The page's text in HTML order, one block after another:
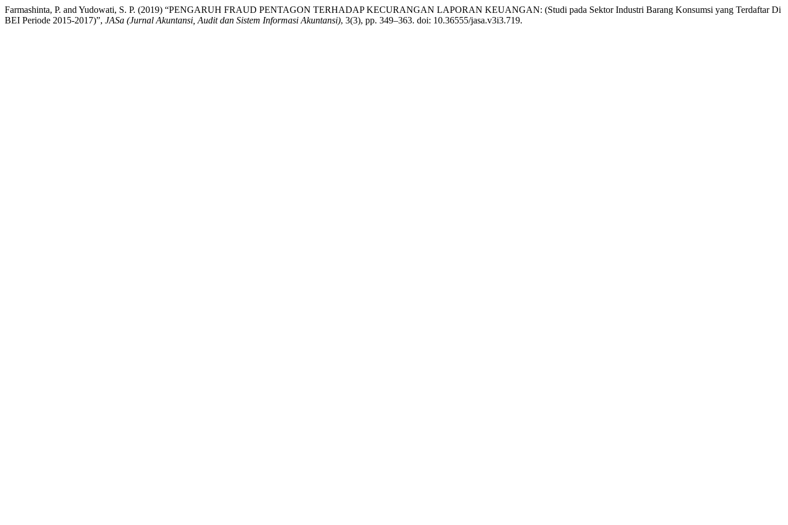
Farmashinta, P. and Yudowati, S. P. (2019) “PENGARUH FRAUD PENTAGON TERHADAP KECURANGAN LAPORAN KEUANGAN: (Studi pada Sektor Industri Barang Konsumsi yang Terdaftar Di
BEI Periode 2015-2017)”, JASa (Jurnal Akuntansi, Audit dan Sistem Informasi Akuntansi), 3(3), pp. 349–363. doi: 10.36555/jasa.v3i3.719.